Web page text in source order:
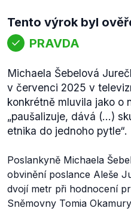
Tento výrok byl
PRAVDA
Michaela Šebelová
v červenci 2025 v
konkrétně mluvila jako o
„paušalizuje, dává (...)
etnika do jednoho pytle“.
Poslankyně Michaela
obvinění poslance Aleše
dvojí metr při hodnocení
Sněmovny Tomia